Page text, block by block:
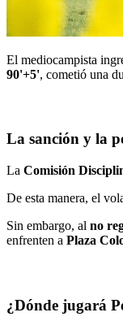
El mediocampista
90'+5', cometió una
La sanción y la
La Comisión
De esta manera, el
Sin embargo, al no
enfrenten a Plaza
¿Dónde jugará